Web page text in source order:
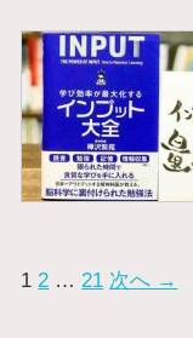
1 2 … 21 次へ →